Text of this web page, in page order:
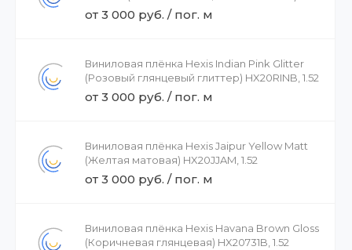
HX20BCMB, 1.52
от 3 000 руб. / пог. м
Виниловая плёнка Hexis Indian Pink Glitter
(Розовый глянцевый глиттер) HX20RINB, 1.52
от 3 000 руб. / пог. м
Виниловая плёнка Hexis Jaipur Yellow Matt
(Желтая матовая) HX20JJAM, 1.52
от 3 000 руб. / пог. м
Виниловая плёнка Hexis Havana Brown Gloss
(Коричневая глянцевая) HX20731B, 1.52